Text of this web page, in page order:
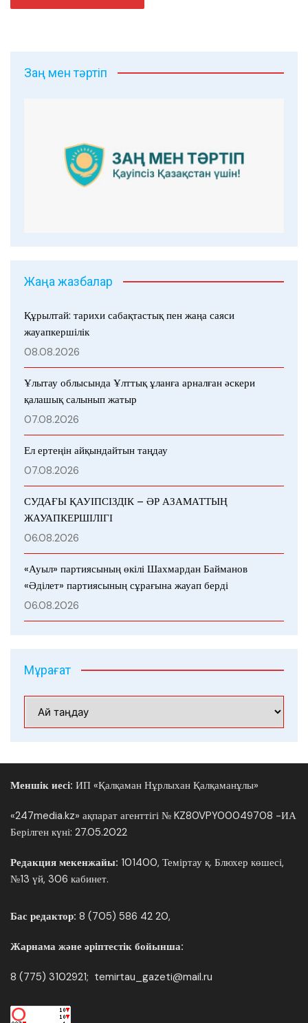
Заң мен тәртіп
Жаңа жазбалар
Құрылтай: тарихи сабақтастық пен жаңа саяси
жауапкершілік
08.08.2026
Ұлытау облысында Ұлттық ұланға арналған әскери
қалашық салынып жатыр
07.08.2026
Ел ертеңін айқындайтын таңдау
07.08.2026
СУДАҒЫ ҚАУІПСІЗДІК – ӘР АЗАМАТТЫҢ
ЖАУАПКЕРШІЛІГІ
06.08.2026
«Ауыл» партиясының өкілі Шахмардан Байманов
«Әділет» партиясының сұрағына жауап берді
06.08.2026
Мұрағат
Меншік иесі: ИП «Қалқаман Нұрлыхан Қалқаманұлы»
«247media.kz» ақпарат агенттігі № KZ80VPY00049708 -ИА
Берілген күні: 27.05.2022
Редакция мекенжайы: 101400, Теміртау қ. Блюхер көшесі,
№13 үй, 306 кабинет.
Бас редактор: 8 (705) 586 42 20,
Жарнама және әріптестік бойынша:
8 (775) 3102921; temirtau_gazeti@mail.ru